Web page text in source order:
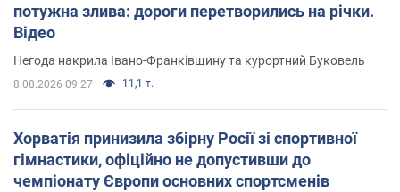
потужна злива: дороги перетворились на річки.
Відео
Негода накрила Івано-Франківщину та курортний Буковель
8.08.2026 09:27 11,1 т.
Хорватія принизила збірну Росії зі спортивної
гімнастики, офіційно не допустивши до
чемпіонату Європи основних спортсменів